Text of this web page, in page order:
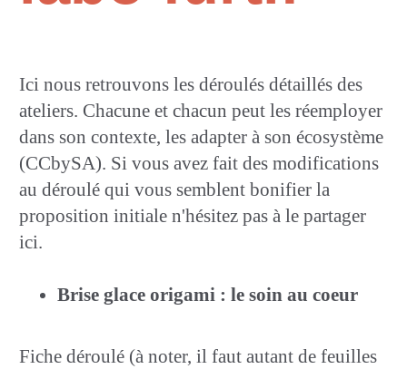
Ici nous retrouvons les déroulés détaillés des
ateliers. Chacune et chacun peut les réemployer
dans son contexte, les adapter à son écosystème
(CCbySA). Si vous avez fait des modifications
au déroulé qui vous semblent bonifier la
proposition initiale n'hésitez pas à le partager
ici.
Brise glace origami : le soin au coeur
Fiche déroulé (à noter, il faut autant de feuilles